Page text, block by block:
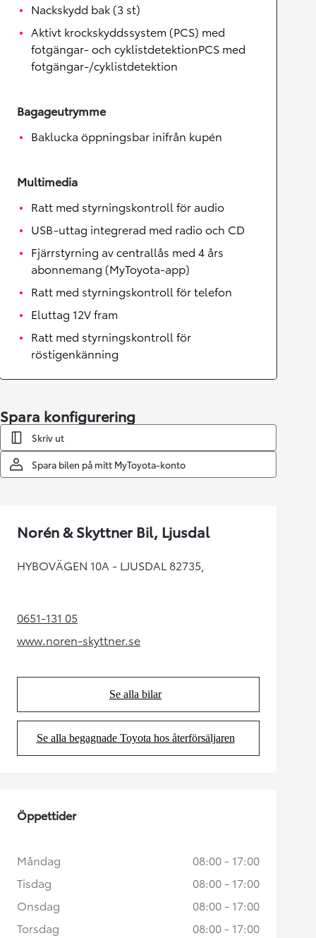
Nackskydd bak (3 st)
Aktivt krockskyddssystem (PCS) med
fotgängar- och cyklistdetektionPCS med
fotgängar-/cyklistdetektion
Bagageutrymme
Baklucka öppningsbar inifrån kupén
Multimedia
Ratt med styrningskontroll för audio
USB-uttag integrerad med radio och CD
Fjärrstyrning av centrallås med 4 års
abonnemang (MyToyota-app)
Ratt med styrningskontroll för telefon
Eluttag 12V fram
Ratt med styrningskontroll för
röstigenkänning
Spara konfigurering
Skriv ut
Spara bilen på mitt MyToyota-konto
Norén & Skyttner Bil, Ljusdal
HYBOVÄGEN 10A - LJUSDAL 82735,
0651-131 05(Opens in new tab)
www.noren-skyttner.se
(Opens in new tab)
Se alla bilar
(Opens in new tab)
Se alla begagnade Toyota hos återförsäljaren
(Opens in new tab)
Öppettider
Måndag
08:00 - 17:00
Tisdag
08:00 - 17:00
Onsdag
08:00 - 17:00
Torsdag
08:00 - 17:00